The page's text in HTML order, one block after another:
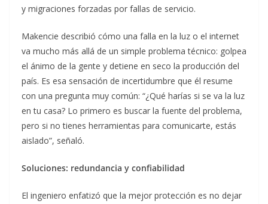
y migraciones forzadas por fallas de servicio.
Makencie describió cómo una falla en la luz o el internet
va mucho más allá de un simple problema técnico: golpea
el ánimo de la gente y detiene en seco la producción del
país. Es esa sensación de incertidumbre que él resume
con una pregunta muy común: “¿Qué harías si se va la luz
en tu casa? Lo primero es buscar la fuente del problema,
pero si no tienes herramientas para comunicarte, estás
aislado”, señaló.
Soluciones: redundancia y confiabilidad
El ingeniero enfatizó que la mejor protección es no dejar